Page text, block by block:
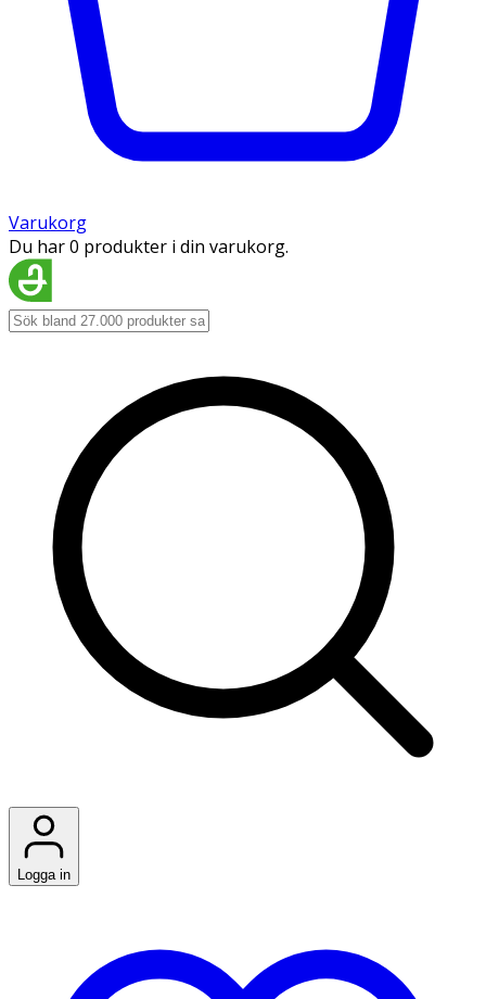
Varukorg
Du har 0 produkter i din varukorg.
Logga in